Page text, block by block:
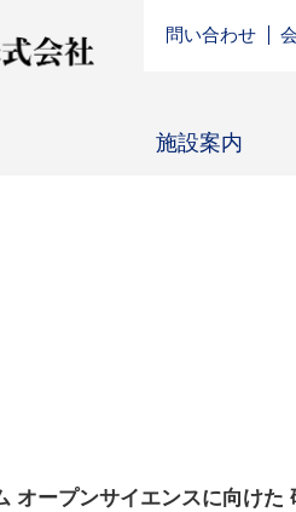
問い合わせ
施設案内
オープンサイエンスに向けた